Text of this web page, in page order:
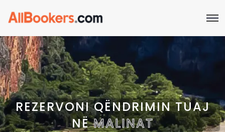
REZERVONI QËNDRIMIN TUAJ
NËMALINAT